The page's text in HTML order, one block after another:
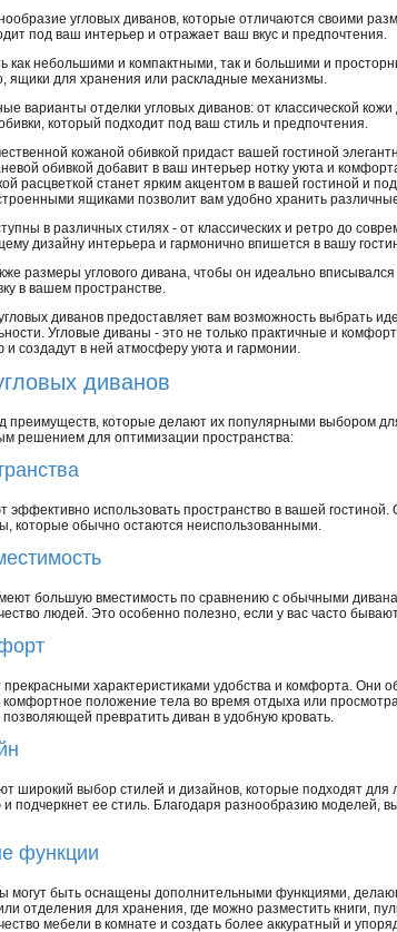
угловых диванов, которые отличаются своими
под ваш интерьер и отражает ваш вкус и предпочтения.
как небольшими и компактными, так и большими и
ящики для хранения или раскладные механизмы.
варианты отделки угловых диванов: от классической
который подходит под ваш стиль и предпочтения.
кожаной обивкой придаст вашей гостиной
обивкой добавит в ваш интерьер нотку уюта и
расцветкой станет ярким акцентом в вашей гостиной и
ящиками позволит вам удобно хранить
в различных стилях - от классических и ретро до
дизайну интерьера и гармонично впишется в вашу
размеры углового дивана, чтобы он идеально
в вашем пространстве.
диванов предоставляет вам возможность выбрать
Угловые диваны - это не только практичные и
и создадут в ней атмосферу уюта и гармонии.
диванов
которые делают их популярными выбором
решением для оптимизации пространства:
эффективно использовать пространство в вашей
которые обычно остаются неиспользованными.
большую вместимость по сравнению с обычными
людей. Это особенно полезно, если у вас часто
характеристиками удобства и комфорта. Они
положение тела во время отдыха или
превратить диван в удобную кровать.
широкий выбор стилей и дизайнов, которые подходят
подчеркнет ее стиль. Благодаря разнообразию моделей,
функции
могут быть оснащены дополнительными функциями,
отделения для хранения, где можно разместить книги,
мебели в комнате и создать более аккуратный и